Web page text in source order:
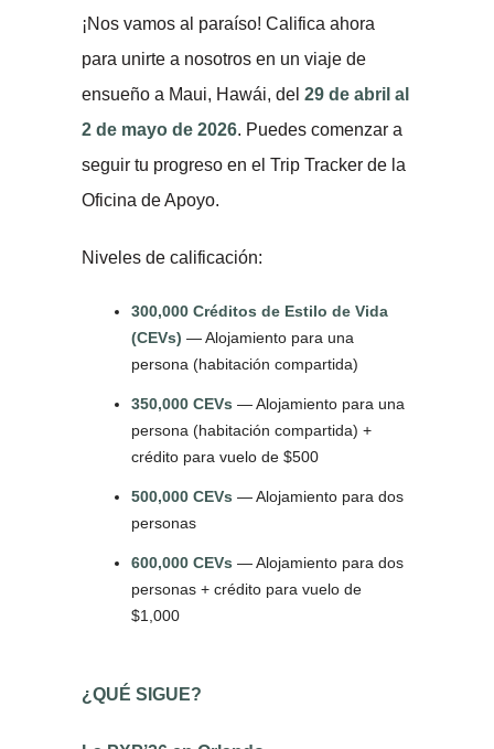
¡Nos vamos al paraíso! Califica ahora
para unirte a nosotros en un viaje de
ensueño a Maui, Hawái, del 29 de abril al
2 de mayo de 2026. Puedes comenzar a
seguir tu progreso en el Trip Tracker de la
Oficina de Apoyo.
Niveles de calificación:
300,000 Créditos de Estilo de Vida
(CEVs) — Alojamiento para una
persona (habitación compartida)
350,000 CEVs — Alojamiento para una
persona (habitación compartida) +
crédito para vuelo de $500
500,000 CEVs — Alojamiento para dos
personas
600,000 CEVs — Alojamiento para dos
personas + crédito para vuelo de
$1,000
¿QUÉ SIGUE?